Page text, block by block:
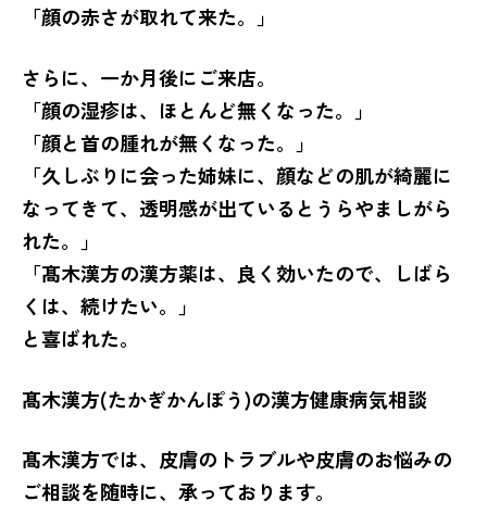
「顔の赤さが取れて来た。」
さらに、一か月後にご来店。
「顔の湿疹は、ほとんど無くなった。」
「顔と首の腫れが無くなった。」
「久しぶりに会った姉妹に、顔などの肌が綺麗に
なってきて、透明感が出ているとうらやましがら
れた。」
「髙木漢方の漢方薬は、良く効いたので、しばら
くは、続けたい。」
と喜ばれた。
髙木漢方(たかぎかんぽう)の漢方健康病気相談
髙木漢方では、皮膚のトラブルや皮膚のお悩みの
ご相談を随時に、承っております。